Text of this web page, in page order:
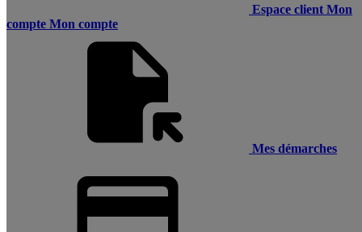
Espace client Mon
compte Mon compte
Mes démarches